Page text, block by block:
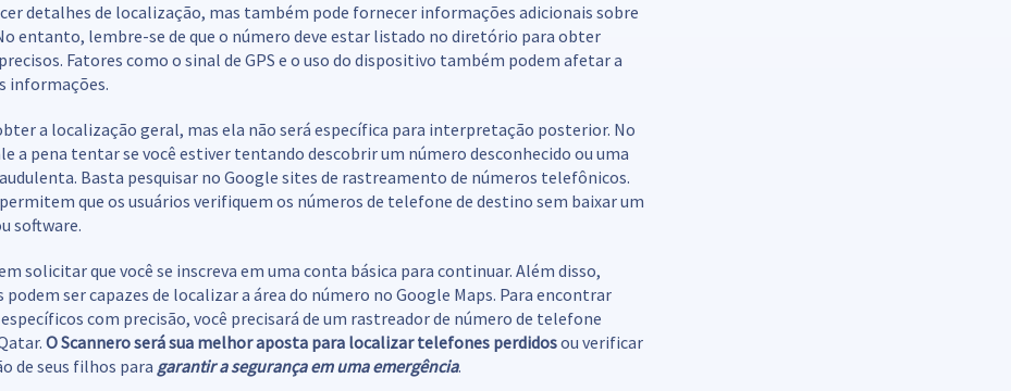
detalhes de localização, mas também pode fornecer informações adicionais sobre
entanto, lembre-se de que o número deve estar listado no diretório para obter
Fatores como o sinal de GPS e o uso do dispositivo também podem afetar a
informações.
a localização geral, mas ela não será específica para interpretação posterior. No
a pena tentar se você estiver tentando descobrir um número desconhecido ou uma
Basta pesquisar no Google sites de rastreamento de números telefônicos.
que os usuários verifiquem os números de telefone de destino sem baixar um
software.
solicitar que você se inscreva em uma conta básica para continuar. Além disso,
podem ser capazes de localizar a área do número no Google Maps. Para encontrar
com precisão, você precisará de um rastreador de número de telefone
O Scannero será sua melhor aposta para localizar telefones perdidosou verificar
de seus filhos para garantir a segurança em uma emergência.